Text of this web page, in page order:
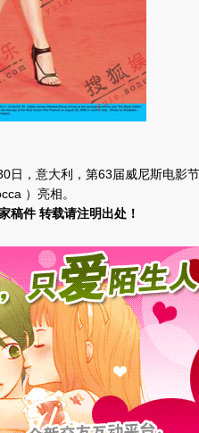
，意大利，第63届威尼斯电影节
）亮相。
稿件 转载请注明出处！